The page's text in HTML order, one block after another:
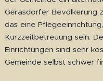
Gerasdorfer Bevölkerung
das eine
Kurzzeitbetreuung sein.
Einrichtungen sind sehr
Gemeinde selbst schwer